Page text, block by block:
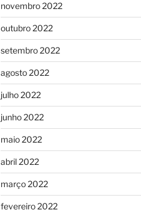
novembro 2022
outubro 2022
setembro 2022
agosto 2022
julho 2022
junho 2022
maio 2022
abril 2022
março 2022
fevereiro 2022